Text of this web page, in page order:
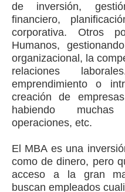
de inversión,
financiero,
corporativa. Otros
Humanos,
organizacional, la
relaciones
emprendimiento o
creación de
habiendo
operaciones, etc.
El MBA es una
como de dinero, pero
acceso a la gran
buscan empleados